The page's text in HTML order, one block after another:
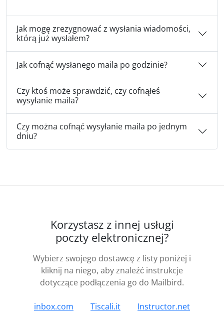
Jak mogę zrezygnować z wysłania wiadomości,
którą już wysłałem?
Jak cofnąć wysłanego maila po godzinie?
Czy ktoś może sprawdzić, czy cofnąłeś
wysyłanie maila?
Czy można cofnąć wysyłanie maila po jednym
dniu?
Korzystasz z innej usługi
poczty elektronicznej?
Wybierz swojego dostawcę z listy poniżej i
kliknij na niego, aby znaleźć instrukcje
dotyczące podłączenia go do Mailbird.
inbox.com Tiscali.it
Instructor.net